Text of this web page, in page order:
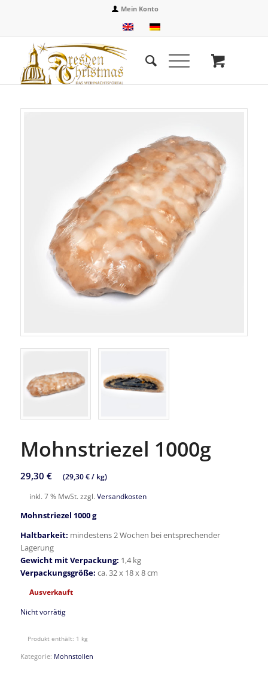
Mein Konto
Mohnstriezel 1000g
29,30 € (29,30€/ kg)
inkl. 7 % MwSt. zzgl.Versandkosten
Mohnstriezel 1000 g
Haltbarkeit: mindestens 2 Wochen bei entsprechender
Lagerung
Gewicht mit Verpackung: 1,4 kg
Verpackungsgröße: ca. 32 x 18 x 8 cm
Ausverkauft
Nicht vorrätig
Produkt enthält: 1 kg
Kategorie: Mohnstollen